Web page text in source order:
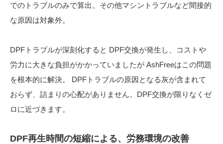
でのトラブルのみで算出。その他マシントラブルなど間接的
な原因は対象外。
DPFトラブルが深刻化すると DPF交換が発生し、コストや
労力に大きな負担がかかっていましたが AshFreeはこの問題
を根本的に解決。 DPFトラブルの原因となる灰が含まれて
おらず、詰まりの心配がありません。DPF交換が限りなくゼ
ロに近づきます。
DPF再生時間の短縮による、労務環境の改善